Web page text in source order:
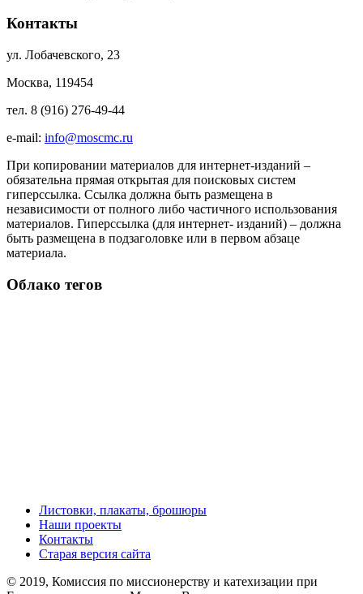
Контакты
ул. Лобачевского, 23
Москва, 119454
тел. 8 (916) 276-49-44
e-mail: info@moscmc.ru
При копировании материалов для интернет-изданий –
обязательна прямая открытая для поисковых систем
гиперссылка. Ссылка должна быть размещена в
независимости от полного либо частичного использования
материалов. Гиперссылка (для интернет- изданий) – должна
быть размещена в подзаголовке или в первом абзаце
материала.
Облако тегов
Листовки, плакаты, брошюры
Наши проекты
Контакты
Старая версия сайта
© 2019, Комиссия по миссионерству и катехизации при